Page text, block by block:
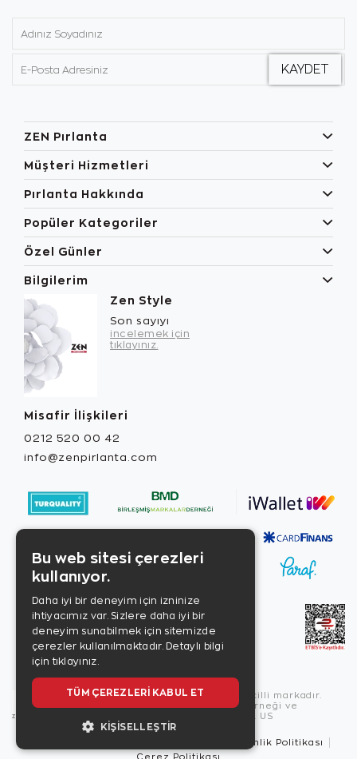
ZEN Pırlanta
Müşteri Hizmetleri
Pırlanta Hakkında
Popüler Kategoriler
Özel Günler
Bilgilerim
Zen Style
Son sayıyı
incelemek için
tıklayınız.
Misafir İlişkileri
0212 520 00 42
info@zenpirlanta.com
Copyright © 2026, Zen Diamond tescilli markadır.
Zen Diamond Birleşmiş Markalar Derneği ve
Turquality Destek Programı üyesidir. US
Güvenlik Politikası
Bu web sitesi çerezleri
kullanıyor.
Daha iyi bir deneyim için izninize
ihtiyacımız var. Sizlere daha iyi bir
deneyim sunabilmek için sitemizde
çerezler kullanılmaktadır. Detaylı bilgi
için tıklayınız.
TÜM ÇEREZLERI KABUL ET
KIŞISELLEŞTIR